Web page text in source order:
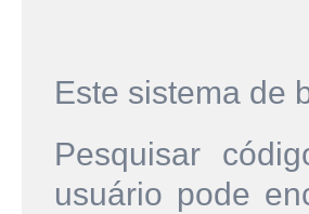
Este sistema de
Pesquisar
usuário pode